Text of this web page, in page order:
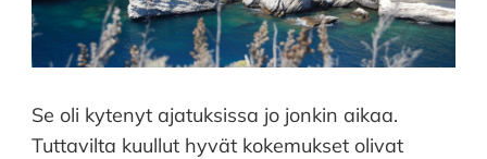
Se oli kytenyt ajatuksissa jo jonkin aikaa.
Tuttavilta kuullut hyvät kokemukset olivat